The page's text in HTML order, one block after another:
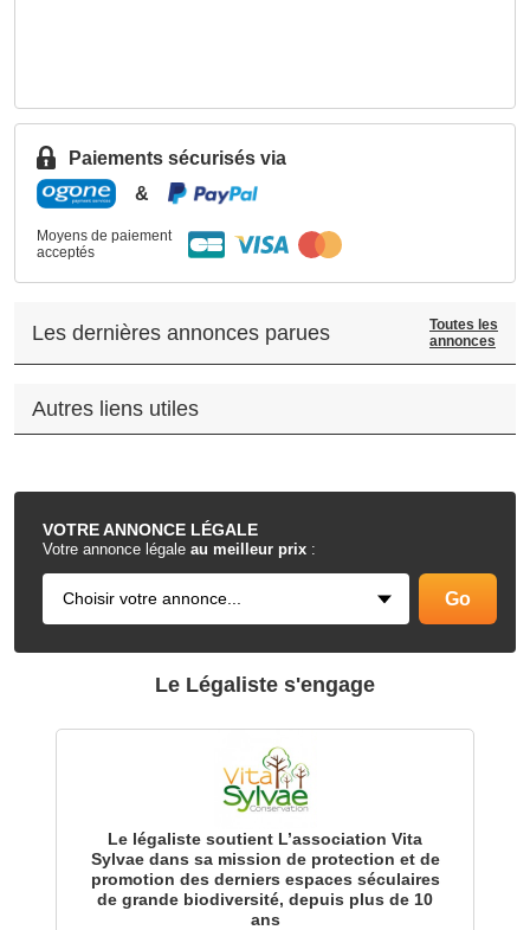
VOTREANNONCE LÉGALE
Votre annonce légale au meilleur prix :
Paiements sécurisés via
&
Moyens de paiement
acceptés
Les dernières annonces parues
Toutes les
annonces
Autres liens utiles
.
Le Légaliste s'engage
Le légaliste soutient L’association Vita
Sylvae dans sa mission de protection et de
promotion des derniers espaces séculaires
de grande biodiversité, depuis plus de 10
ans